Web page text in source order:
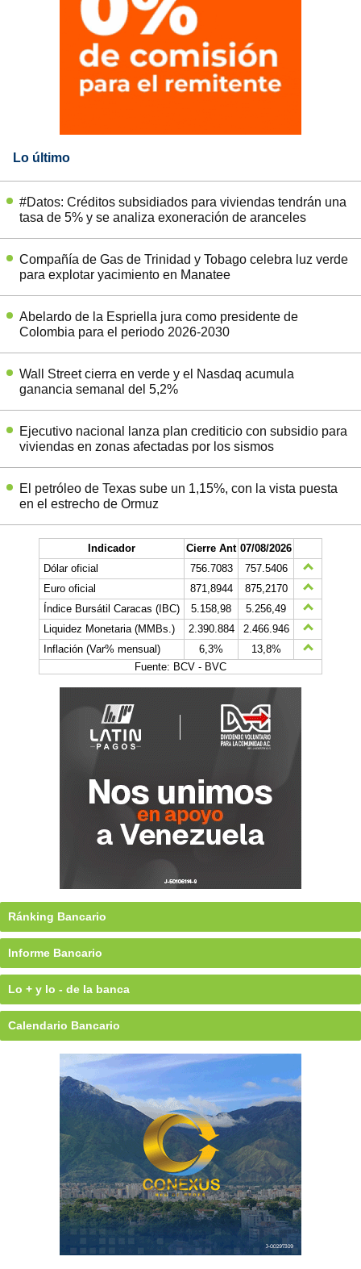
Lo último
#Datos: Créditos subsidiados para viviendas tendrán una
tasa de 5% y se analiza exoneración de aranceles
Compañía de Gas de Trinidad y Tobago celebra luz verde
para explotar yacimiento en Manatee
Abelardo de la Espriella jura como presidente de
Colombia para el periodo 2026-2030
Wall Street cierra en verde y el Nasdaq acumula
ganancia semanal del 5,2%
Ejecutivo nacional lanza plan crediticio con subsidio para
viviendas en zonas afectadas por los sismos
El petróleo de Texas sube un 1,15%, con la vista puesta
en el estrecho de Ormuz
Indicador Cierre Ant 07/08/2026
Dólar oficial
756.7083
757.5406
Euro oficial
871,8944
875,2170
Índice Bursátil Caracas (IBC)
5.158,98
5.256,49
Liquidez Monetaria (MMBs.)
2.390.884
2.466.946
Inflación (Var% mensual)
6,3%
13,8%
Fuente: BCV - BVC
Ránking Bancario
Informe Bancario
Lo + y lo - de la banca
Calendario Bancario